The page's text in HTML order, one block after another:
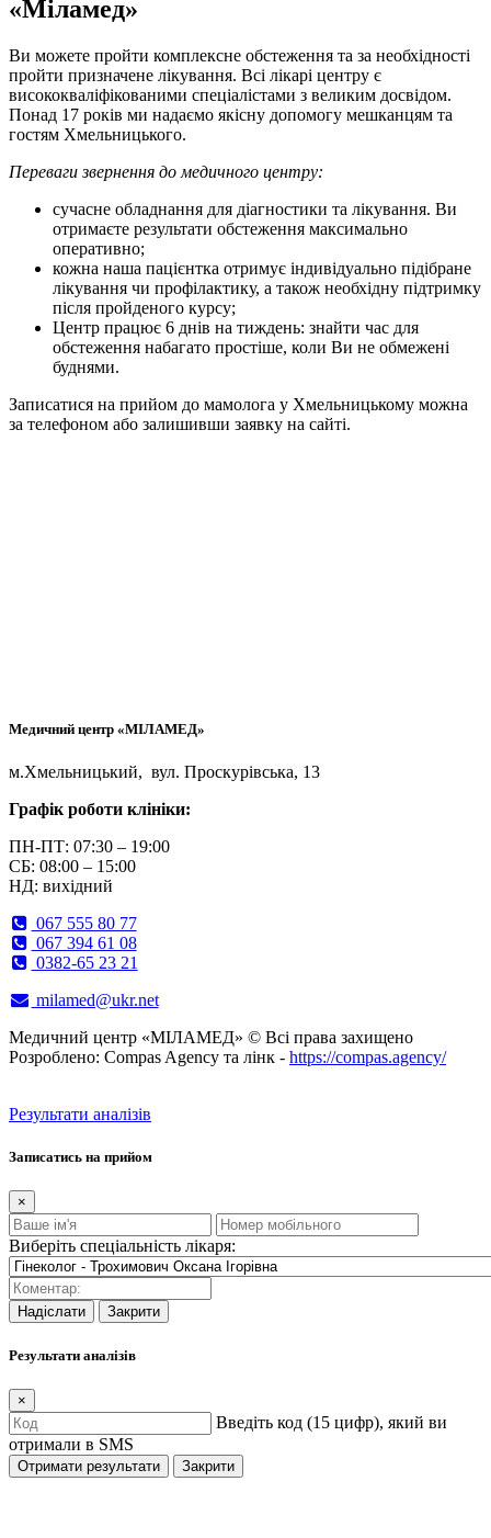
«Міламед»
Ви можете пройти комплексне обстеження та за необхідності
пройти призначене лікування. Всі лікарі центру є
висококваліфікованими спеціалістами з великим досвідом.
Понад 17 років ми надаємо якісну допомогу мешканцям та
гостям Хмельницького.
Переваги звернення до медичного центру:
сучасне обладнання для діагностики та лікування. Ви
отримаєте результати обстеження максимально
оперативно;
кожна наша пацієнтка отримує індивідуально підібране
лікування чи профілактику, а також необхідну підтримку
після пройденого курсу;
Центр працює 6 днів на тиждень: знайти час для
обстеження набагато простіше, коли Ви не обмежені
буднями.
Записатися на прийом до мамолога у Хмельницькому можна
за телефоном або залишивши заявку на сайті.
Медичний центр «МІЛАМЕД»
м.Хмельницький, вул. Проскурівська, 13
Графік роботи клініки:
ПН-ПТ: 07:30 – 19:00
СБ: 08:00 – 15:00
НД: вихідний
067 555 80 77
067 394 61 08
0382-65 23 21
milamed@ukr.net
Медичний центр «МІЛАМЕД» © Всі права захищено
Розроблено: Compas Agency та лінк - https://compas.agency/
Результати аналізів
Записатись на прийом
×
Виберіть спеціальність лікаря:
Надіслати Закрити
Результати аналізів
×
Введіть код (15 цифр), який ви
отримали в SMS
Отримати результати Закрити